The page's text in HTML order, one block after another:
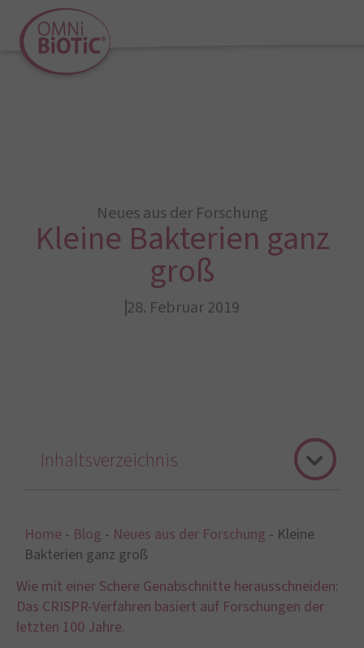
Neues aus der Forschung
Kleine Bakterien ganz
groß
28. Februar 2019
Home - Blog - Neues aus der Forschung - Kleine
Bakterien ganz groß
Wie mit einer Schere Genabschnitte herausschneiden:
Das CRISPR-Verfahren basiert auf Forschungen der
letzten 100 Jahre.
Inhaltsverzeichnis